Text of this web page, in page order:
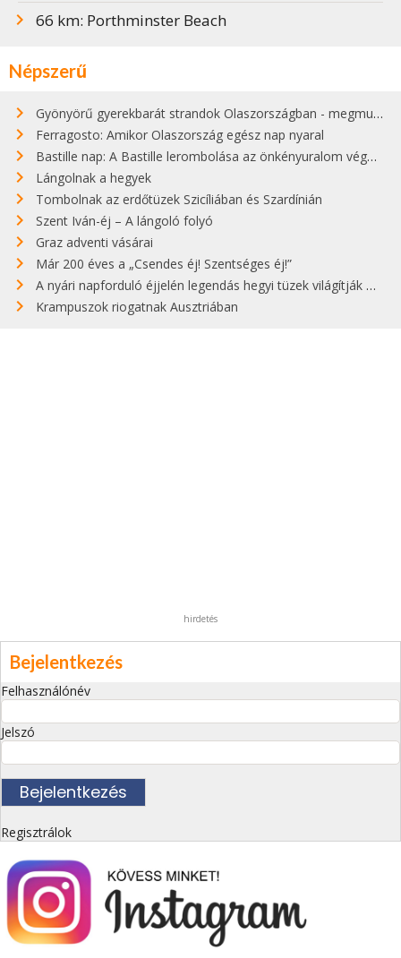
66 km: Porthminster Beach
Népszerű
Gyönyörű gyerekbarát strandok Olaszországban - megmutatjuk a 15 legjobbat
Ferragosto: Amikor Olaszország egész nap nyaral
Bastille nap: A Bastille lerombolása az önkényuralom végét jelentette
Lángolnak a hegyek
Tombolnak az erdőtüzek Szicíliában és Szardínián
Szent Iván-éj – A lángoló folyó
Graz adventi vásárai
Már 200 éves a „Csendes éj! Szentséges éj!”
A nyári napforduló éjjelén legendás hegyi tüzek világítják meg Zugspitzét
Krampuszok riogatnak Ausztriában
hirdetés
Bejelentkezés
Felhasználónév
Jelszó
Regisztrálok